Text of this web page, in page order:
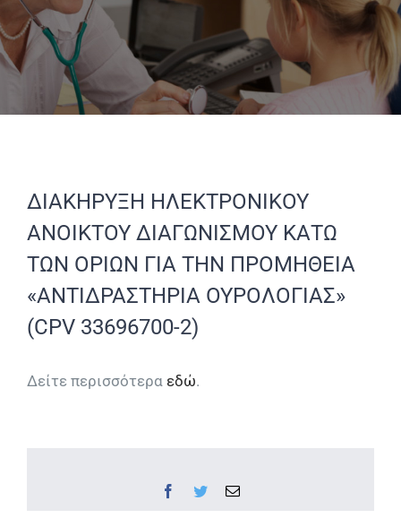
ΔΙΑΚΗΡΥΞΗ ΗΛΕΚΤΡΟΝΙΚΟΥ
ΑΝΟΙΚΤΟΥ ΔΙΑΓΩΝΙΣΜΟΥ ΚΑΤΩ
ΤΩΝ ΟΡΙΩΝ ΓΙΑ ΤΗΝ ΠΡΟΜΗΘΕΙΑ
«ΑΝΤΙΔΡΑΣΤΗΡΙΑ ΟΥΡΟΛΟΓΙΑΣ»
(CPV 33696700-2)
Δείτε περισσότερα εδώ.
Facebook
TwitterEmail